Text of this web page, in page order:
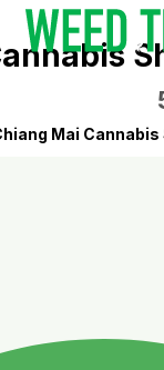
Mai